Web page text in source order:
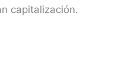
capitalización.